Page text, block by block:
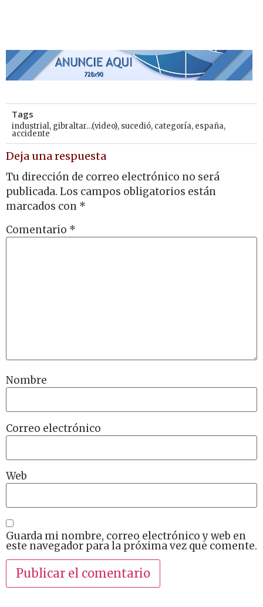
Tags
industrial, gibraltar…(video), sucedió, categoría, españa,
accidente
Deja una respuesta
Tu dirección de correo electrónico no será
publicada. Los campos obligatorios están
marcados con *
Comentario *
Nombre
Correo electrónico
Web
Guarda mi nombre, correo electrónico y web en
este navegador para la próxima vez que comente.